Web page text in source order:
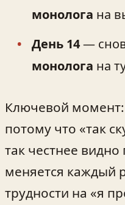
монолога на
День 14—
монолога на
Ключевой
потому что «так
так честнее видно
меняется каждый
трудности на «я